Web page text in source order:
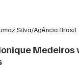
Silva/Agência Brasil